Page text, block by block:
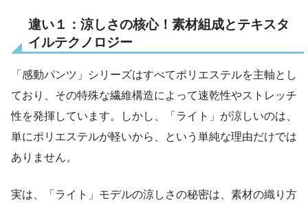
違い１：涼しさの核心！素材組成とテキスタ
イルテクノロジー
「感動パンツ」シリーズはすべてポリエステルを主軸とし
ており、その特殊な繊維構造によって速乾性やストレッチ
性を発揮しています。しかし、「ライト」が涼しいのは、
単にポリエステルが軽いから、という単純な理由だけでは
ありません。
実は、「ライト」モデルの涼しさの秘密は、素材の織り方